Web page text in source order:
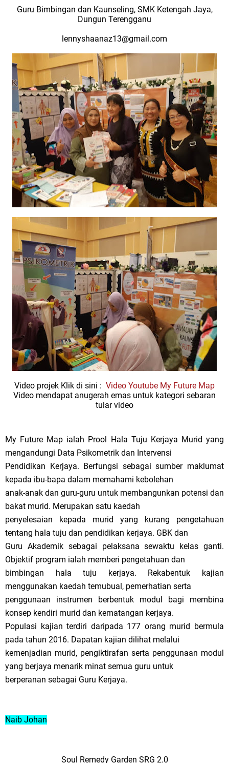
Guru Bimbingan dan Kaunseling, SMK Ketengah Jaya,
Dungun Terengganu
lennyshaanaz13@gmail.com
Video projek Klik di sini : Video Youtube My Future Map
Video mendapat anugerah emas untuk kategori sebaran
tular video
My Future Map ialah Prool Hala Tuju Kerjaya Murid yang
mengandungi Data Psikometrik dan Intervensi
Pendidikan Kerjaya. Berfungsi sebagai sumber maklumat
kepada ibu-bapa dalam memahami kebolehan
anak-anak dan guru-guru untuk membangunkan potensi dan
bakat murid. Merupakan satu kaedah
penyelesaian kepada murid yang kurang pengetahuan
tentang hala tuju dan pendidikan kerjaya. GBK dan
Guru Akademik sebagai pelaksana sewaktu kelas ganti.
Objektif program ialah memberi pengetahuan dan
bimbingan hala tuju kerjaya. Rekabentuk kajian
menggunakan kaedah temubual, pemerhatian serta
penggunaan instrumen berbentuk modul bagi membina
konsep kendiri murid dan kematangan kerjaya.
Populasi kajian terdiri daripada 177 orang murid bermula
pada tahun 2016. Dapatan kajian dilihat melalui
kemenjadian murid, pengiktirafan serta penggunaan modul
yang berjaya menarik minat semua guru untuk
berperanan sebagai Guru Kerjaya.
Naib Johan
Soul Remedy Garden SRG 2.0